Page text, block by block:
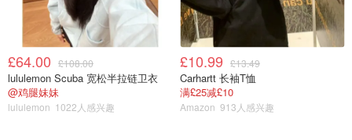
£64.00 £108.00
lululemon Scuba 宽松半拉链卫衣
@鸡腿妹妹
lululemon 1022人感兴趣
£10.99 £13.49
Carhartt 长袖T恤
满£25减£10
Amazon 913人感兴趣